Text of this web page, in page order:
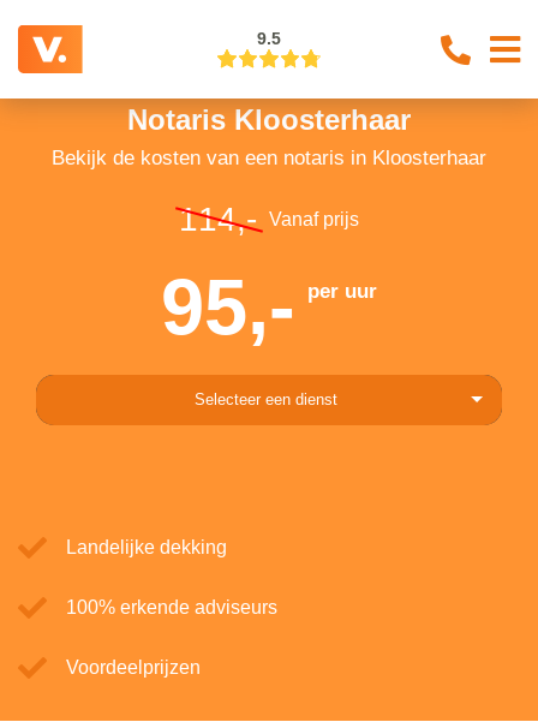
9.5
Notaris Kloosterhaar
Bekijk de kosten van een notaris in Kloosterhaar
114,- Vanaf prijs
95,- per uur
Selecteer een dienst
Landelijke dekking
100% erkende adviseurs
Voordeelprijzen